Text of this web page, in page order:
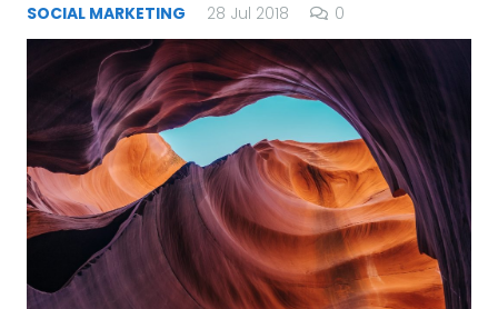
SOCIAL MARKETING 28 Jul 2018 0